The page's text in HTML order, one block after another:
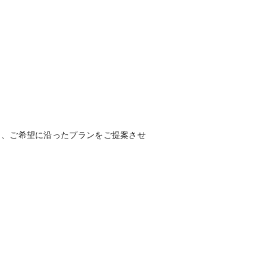
ご希望に沿ったプランをご提案させ